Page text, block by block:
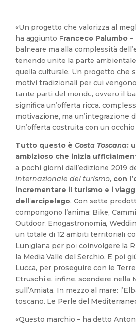
«Un progetto che valorizza al
ha aggiunto Franceco Palumbo –
balneare ma alla complessità
tenendo unite la parte
quella culturale. Un progetto che
motivi tradizionali per cui
tante parti del mondo, ovvero il
significa un’offerta ricca,
motivazione, ma un’integrazione
Un’offerta costruita con un
Tutto questo è Costa Toscana:
ambizioso che inizia
a pochi giorni dall’edizione 2019
internazionale del turismo, con
incrementare il turismo e i
dell’arcipelago. Con sette
compongono l’anima: Bike,
Outdoor, Enogastronomia,
un totale di 12 ambiti territoriali
Lunigiana per poi coinvolgere la
la Media Valle del Serchio. E poi
Lucca, per proseguire con le
Etruschi e, infine, scendere nella
sull’Amiata. In mezzo al mare:
toscano. Le Perle del
«Questo marchio – ha detto